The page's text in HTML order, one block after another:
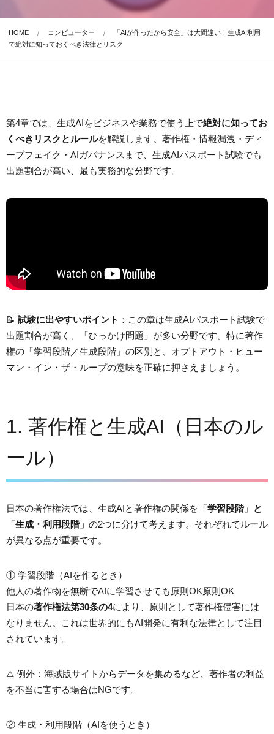
HOME コンピューター
「AIが作ったから安全」は大間違い！生成AI利用
で絶対に知っておくべき法律とリスク
第4章では、生成AIをビジネスや業務で使う上で絶対に知ってお
くべきリスクとルールを解説します。著作権・情報漏洩・ディ
ープフェイク・AIガバナンスまで、生成AIパスポート試験でも
出題割合が高い、最も実務的な分野です。
📝 試験に出やすいポイント ：この章は生成AIパスポート試験で
出題割合が高く、「ひっかけ問題」が多い分野です。特に著作
権の「学習段階／生成段階」の区別と、オプトアウト・ヒュー
マン・イン・ザ・ループの意味を正確に押さえましょう。
1. 著作権と生成AI（日本のル
ール）
日本の著作権法では、生成AIと著作権の関係を 「学習段階」と
「生成・利用段階」 の2つに分けて考えます。それぞれでルール
が異なる点が重要です。
① 学習段階（AIを作るとき）
他人の著作物を無断でAIに学習させても原則OK原則OK
日本の著作権法第30条の4により、原則として著作権侵害には
なりません。これは世界的にもAI開発に有利な法律として注目
されています。
⚠️ 例外：海賊版サイトからデータを集めるなど、著作者の利益
を不当に害する場合はNGです。
② 生成・利用段階（AIを使うとき）